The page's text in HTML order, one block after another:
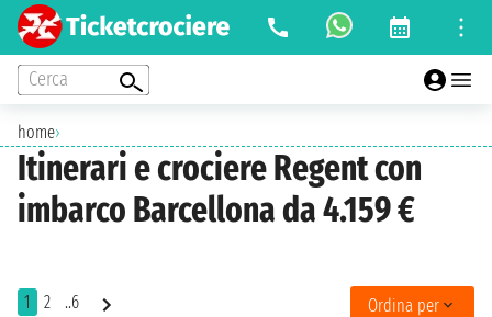
Cerca
home›
Itinerari e crociere Regent con
imbarco Barcellona da 4.159 €
1 2 ..6 Ordina per